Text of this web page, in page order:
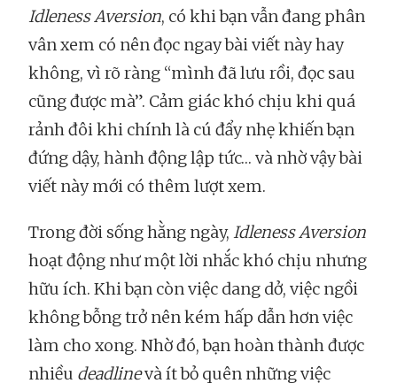
Idleness Aversion, có khi bạn vẫn đang phân
vân xem có nên đọc ngay bài viết này hay
không, vì rõ ràng “mình đã lưu rồi, đọc sau
cũng được mà”. Cảm giác khó chịu khi quá
rảnh đôi khi chính là cú đẩy nhẹ khiến bạn
đứng dậy, hành động lập tức… và nhờ vậy bài
viết này mới có thêm lượt xem.
Trong đời sống hằng ngày, Idleness Aversion
hoạt động như một lời nhắc khó chịu nhưng
hữu ích. Khi bạn còn việc dang dở, việc ngồi
không bỗng trở nên kém hấp dẫn hơn việc
làm cho xong. Nhờ đó, bạn hoàn thành được
nhiều deadlinevà ít bỏ quên những việc